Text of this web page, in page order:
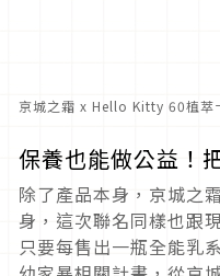
京城之霜 x Hello Kitty 60植萃
保養也能做公益！
除了產品本身，京城之
身，這次聯名同樣也跟
只要每售出一瓶全能乳